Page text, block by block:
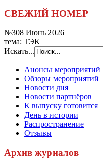
СВЕЖИЙ НОМЕР
№308 Июнь 2026
тема: ТЭК
Искать...
Анонсы мероприятий
Обзоры мероприятий
Новости дня
Новости партнёров
К выпуску готовится
День в истории
Распространение
Отзывы
Архив журналов